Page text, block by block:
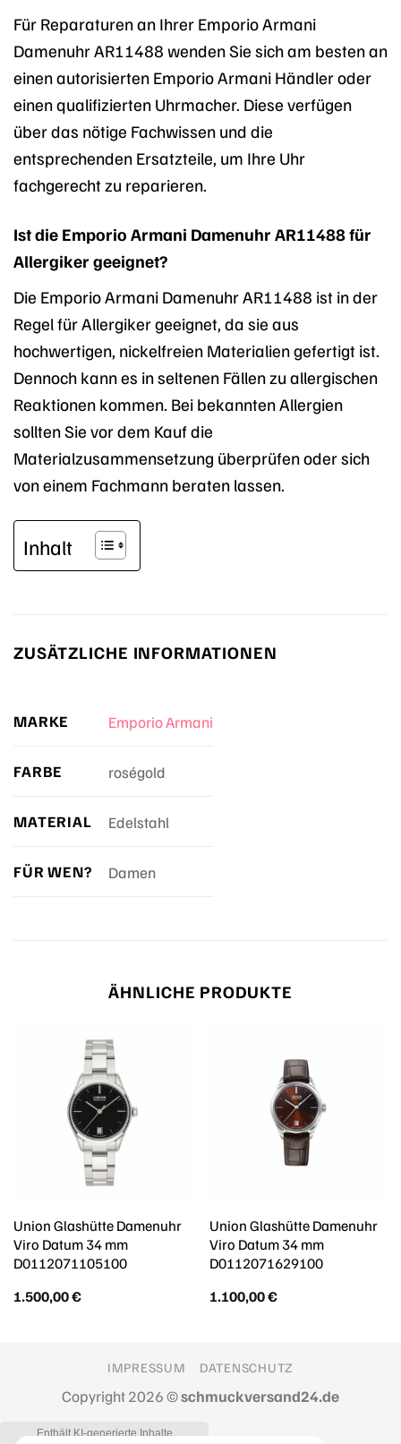
Für Reparaturen an Ihrer Emporio Armani
Damenuhr AR11488 wenden Sie sich am besten an
einen autorisierten Emporio Armani Händler oder
einen qualifizierten Uhrmacher. Diese verfügen
über das nötige Fachwissen und die
entsprechenden Ersatzteile, um Ihre Uhr
fachgerecht zu reparieren.
Ist die Emporio Armani Damenuhr AR11488 für
Allergiker geeignet?
Die Emporio Armani Damenuhr AR11488 ist in der
Regel für Allergiker geeignet, da sie aus
hochwertigen, nickelfreien Materialien gefertigt ist.
Dennoch kann es in seltenen Fällen zu allergischen
Reaktionen kommen. Bei bekannten Allergien
sollten Sie vor dem Kauf die
Materialzusammensetzung überprüfen oder sich
von einem Fachmann beraten lassen.
Inhalt
ZUSÄTZLICHE INFORMATIONEN
MARKE Emporio Armani
FARBE roségold
MATERIAL Edelstahl
FÜR WEN? Damen
ÄHNLICHE PRODUKTE
Union Glashütte Damenuhr
Viro Datum 34 mm
D0112071105100
1.500,00€
Union Glashütte Damenuhr
Viro Datum 34 mm
D0112071629100
1.100,00€
IMPRESSUM DATENSCHUTZ
Copyright 2026 ©schmuckversand24.de